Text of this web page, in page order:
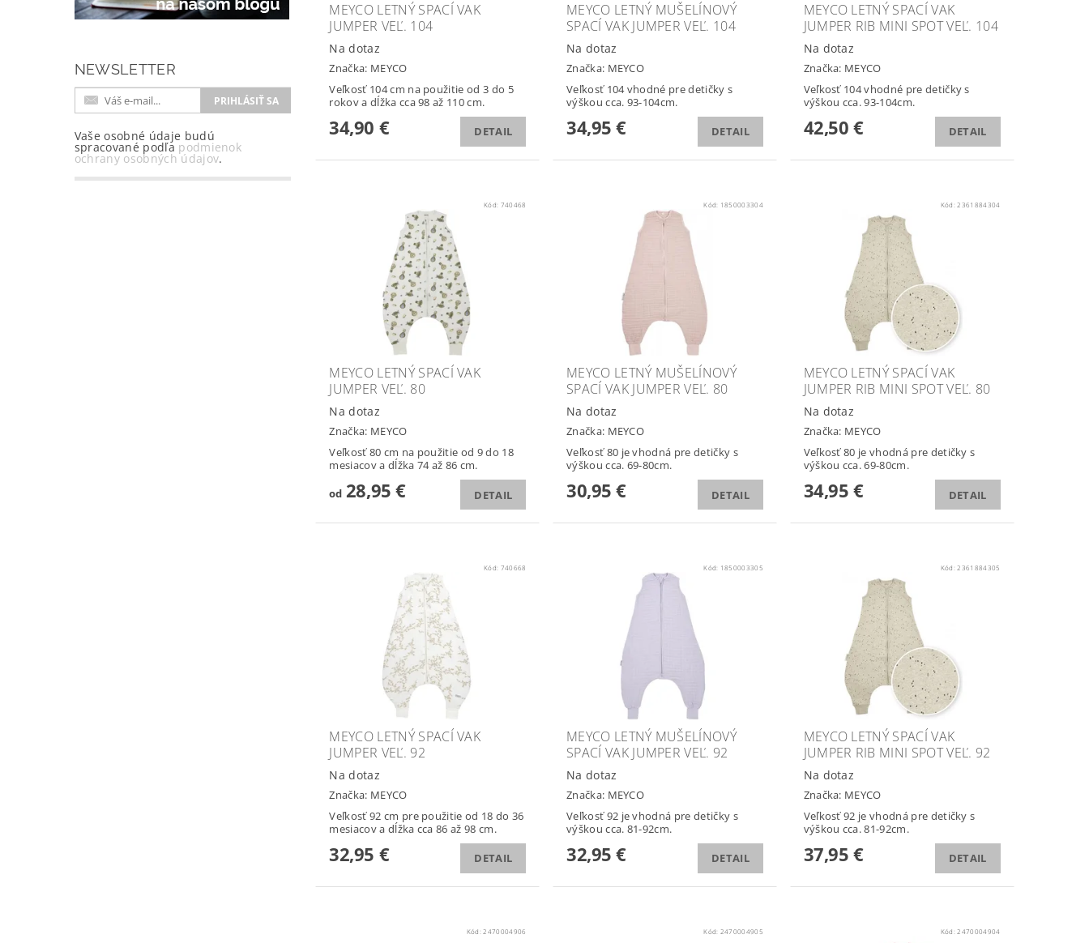
NEWSLETTER
Vaše osobné údaje budú
spracované podľa podmienok
ochrany osobných údajov.
MEYCO LETNÝ SPACÍ VAK
JUMPER VEĽ. 104
Na dotaz
Značka: MEYCO
Veľkosť 104 cm na použitie od 3 do 5
rokov a dĺžka cca 98 až 110 cm.
34,90 € DETAIL
MEYCO LETNÝ MUŠELÍNOVÝ
SPACÍ VAK JUMPER VEĽ. 104
Na dotaz
Značka: MEYCO
Veľkosť 104 vhodné pre detičky s
výškou cca. 93-104cm.
34,95 € DETAIL
MEYCO LETNÝ SPACÍ VAK
JUMPER RIB MINI SPOT VEĽ. 104
Na dotaz
Značka: MEYCO
Veľkosť 104 vhodné pre detičky s
výškou cca. 93-104cm.
42,50 € DETAIL
Kód: 740468
MEYCO LETNÝ SPACÍ VAK
JUMPER VEĽ. 80
Na dotaz
Značka: MEYCO
Veľkosť 80 cm na použitie od 9 do 18
mesiacov a dĺžka 74 až 86 cm.
od28,95 € DETAIL
Kód: 1850003304
MEYCO LETNÝ MUŠELÍNOVÝ
SPACÍ VAK JUMPER VEĽ. 80
Na dotaz
Značka: MEYCO
Veľkosť 80 je vhodná pre detičky s
výškou cca. 69-80cm.
30,95 € DETAIL
Kód:2361884304
MEYCO LETNÝ SPACÍ VAK
JUMPER RIB MINI SPOT VEĽ. 80
Na dotaz
Značka: MEYCO
Veľkosť 80 je vhodná pre detičky s
výškou cca. 69-80cm.
34,95 € DETAIL
Kód: 740668
MEYCO LETNÝ SPACÍ VAK
JUMPER VEĽ. 92
Na dotaz
Značka: MEYCO
Veľkosť 92 cm pre použitie od 18 do 36
mesiacov a dĺžka cca 86 až 98 cm.
32,95 € DETAIL
Kód: 1850003305
MEYCO LETNÝ MUŠELÍNOVÝ
SPACÍ VAK JUMPER VEĽ. 92
Na dotaz
Značka: MEYCO
Veľkosť 92 je vhodná pre detičky s
výškou cca. 81-92cm.
32,95 € DETAIL
Kód:2361884305
MEYCO LETNÝ SPACÍ VAK
JUMPER RIB MINI SPOT VEĽ. 92
Na dotaz
Značka: MEYCO
Veľkosť 92 je vhodná pre detičky s
výškou cca. 81-92cm.
37,95 € DETAIL
Kód:2470004906 Kód: 2470004905 Kód:2470004904